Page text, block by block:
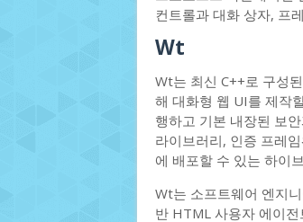
컨트롤과 대화 상자, 프
Wt
Wt는 최신 C++로 구성
해 대화형 웹 UI를 제작
행하고 기본 내장된 보
라이브러리, 인증 프레
에 배포할 수 있는 하이
Wt는 소프트웨어 엔지
반 HTML 사용자 에이